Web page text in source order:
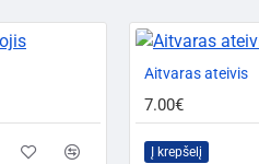
Aitvaras ateivis
7.00€
Į krepšelį